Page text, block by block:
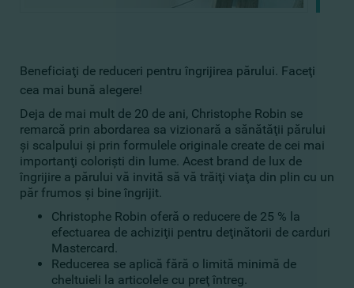
Beneficiaţi de reduceri pentru îngrijirea părului. Faceţi
cea mai bună alegere!
Deja de mai mult de 20 de ani, Christophe Robin se
remarcă prin abordarea sa vizionară a sănătăţii părului
şi scalpului şi prin formulele originale create de cei mai
importanţi colorişti din lume. Acest brand de lux de
îngrijire a părului vă invită să vă trăiţi viaţa din plin cu un
păr frumos şi bine îngrijit.
Christophe Robin oferă o reducere de 25 % la
efectuarea de achiziţii pentru deţinătorii de carduri
Mastercard.
Reducerea se aplică fără o limită minimă de
cheltuieli la articolele cu preţ întreg.